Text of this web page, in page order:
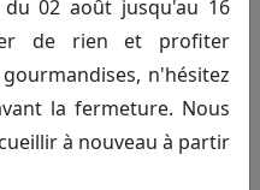
02 août jusqu'au 16
de rien et profiter
n'hésitez
la fermeture. Nous
à nouveau à partir
bleue